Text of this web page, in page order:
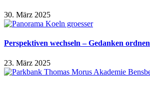
30. März 2025
Perspektiven wechseln – Gedanken ordnen
23. März 2025